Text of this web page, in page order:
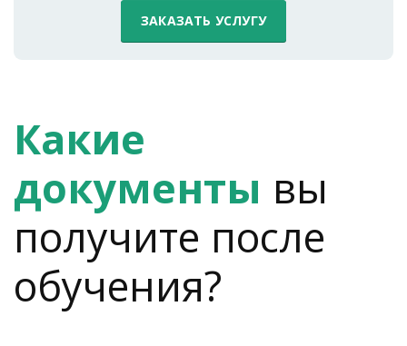
ЗАКАЗАТЬ УСЛУГУ
Какие
документы вы
получите после
обучения?